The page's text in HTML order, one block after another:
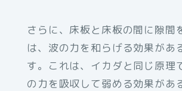
さらに、床板と床板の間に隙間
は、波の力を和らげる効果があ
す。これは、イカダと同じ原理
の力を吸収して弱める効果があ